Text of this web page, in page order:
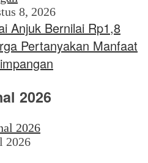
8, 2026
Anjuk Bernilai Rp1,8
Pertanyakan Manfaat
2026
2026